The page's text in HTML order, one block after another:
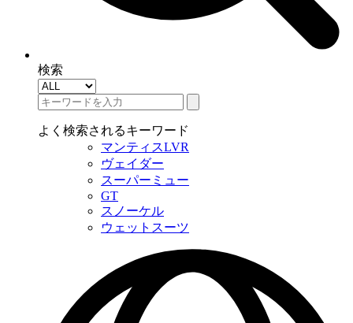
検索
よく検索されるキーワード
マンティスLVR
ヴェイダー
スーパーミュー
GT
スノーケル
ウェットスーツ